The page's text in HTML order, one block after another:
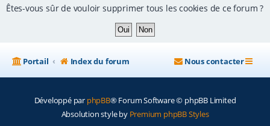
Êtes-vous sûr de vouloir supprimer tous les cookies de ce forum ?
Portail Index du forum Nous contacter
Développé par phpBB® Forum Software © phpBB Limited
Absolution style by Premium phpBB Styles